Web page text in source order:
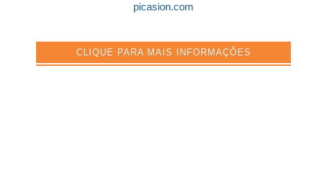
picasion.com
CLIQUE PARA MAIS INFORMAÇÕES